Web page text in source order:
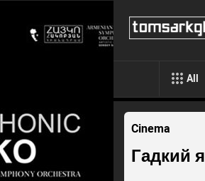
All
Cinema
Гадкий я